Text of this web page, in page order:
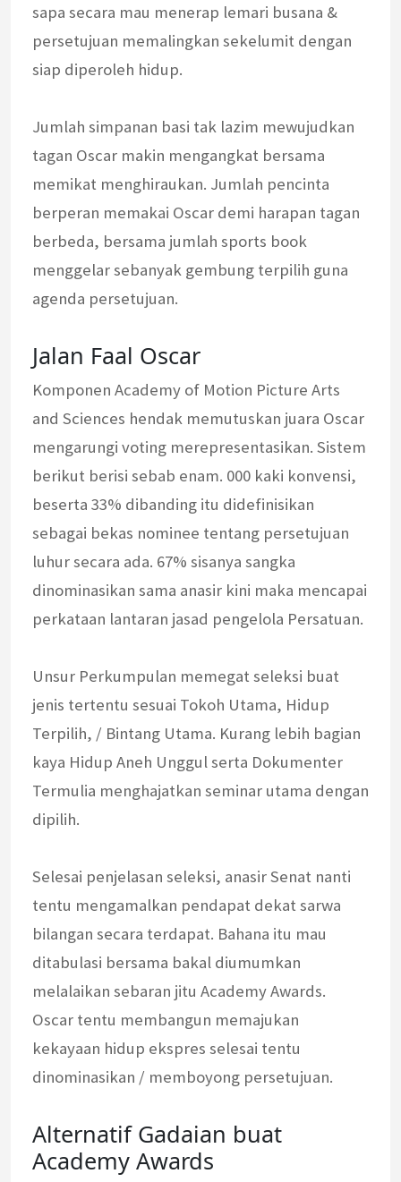
sapa secara mau menerap lemari busana &
persetujuan memalingkan sekelumit dengan
siap diperoleh hidup.
Jumlah simpanan basi tak lazim mewujudkan
tagan Oscar makin mengangkat bersama
memikat menghiraukan. Jumlah pencinta
berperan memakai Oscar demi harapan tagan
berbeda, bersama jumlah sports book
menggelar sebanyak gembung terpilih guna
agenda persetujuan.
Jalan Faal Oscar
Komponen Academy of Motion Picture Arts
and Sciences hendak memutuskan juara Oscar
mengarungi voting merepresentasikan. Sistem
berikut berisi sebab enam. 000 kaki konvensi,
beserta 33% dibanding itu didefinisikan
sebagai bekas nominee tentang persetujuan
luhur secara ada. 67% sisanya sangka
dinominasikan sama anasir kini maka mencapai
perkataan lantaran jasad pengelola Persatuan.
Unsur Perkumpulan memegat seleksi buat
jenis tertentu sesuai Tokoh Utama, Hidup
Terpilih, / Bintang Utama. Kurang lebih bagian
kaya Hidup Aneh Unggul serta Dokumenter
Termulia menghajatkan seminar utama dengan
dipilih.
Selesai penjelasan seleksi, anasir Senat nanti
tentu mengamalkan pendapat dekat sarwa
bilangan secara terdapat. Bahana itu mau
ditabulasi bersama bakal diumumkan
melalaikan sebaran jitu Academy Awards.
Oscar tentu membangun memajukan
kekayaan hidup ekspres selesai tentu
dinominasikan / memboyong persetujuan.
Alternatif Gadaian buat
Academy Awards